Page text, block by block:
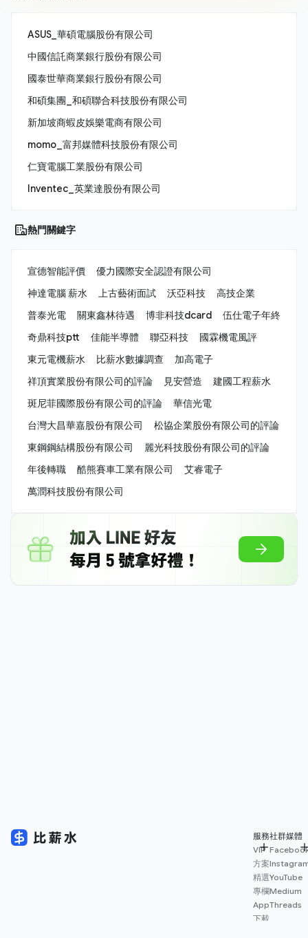
ASUS_華碩電腦股份有限公司
中國信託商業銀行股份有限公司
國泰世華商業銀行股份有限公司
和碩集團_和碩聯合科技股份有限公司
新加坡商蝦皮娛樂電商有限公司
momo_富邦媒體科技股份有限公司
仁寶電腦工業股份有限公司
Inventec_英業達股份有限公司
熱門關鍵字
宣德智能評價
優力國際安全認證有限公司
神達電腦 薪水
上古藝術面試 沃亞科技
高技企業
普泰光電
關東鑫林待遇 博非科技dcard
伍仕電子年終
奇鼎科技ptt
佳能半導體 聯亞科技
國霖機電風評
東元電機薪水
比薪水數據調查
加高電子
祥頂實業股份有限公司的評論
見安營造
建國工程薪水
斑尼菲國際股份有限公司的評論
華信光電
台灣大昌華嘉股份有限公司
松協企業股份有限公司的評論
東鋼鋼結構股份有限公司
麗光科技股份有限公司的評論
年後轉職
酷熊賽車工業有限公司
艾睿電子
萬潤科技股份有限公司
服務
VIP
方案
精選
專欄
App
下載
社群媒體
YouTube
Medium
Threads